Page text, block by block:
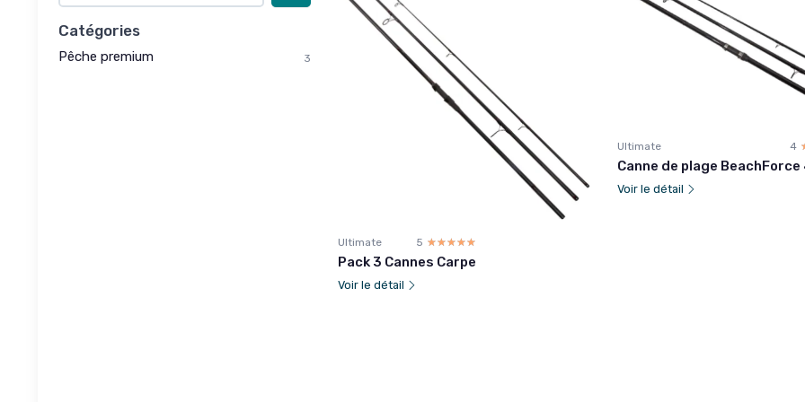
Catégories
Pêche premium 3
Ultimate 5 ☆☆☆☆☆
★★★★★
Pack 3 Cannes Carpe
Voir le détail
Ultimate 4
Canne de plage BeachForce
Voir le détail